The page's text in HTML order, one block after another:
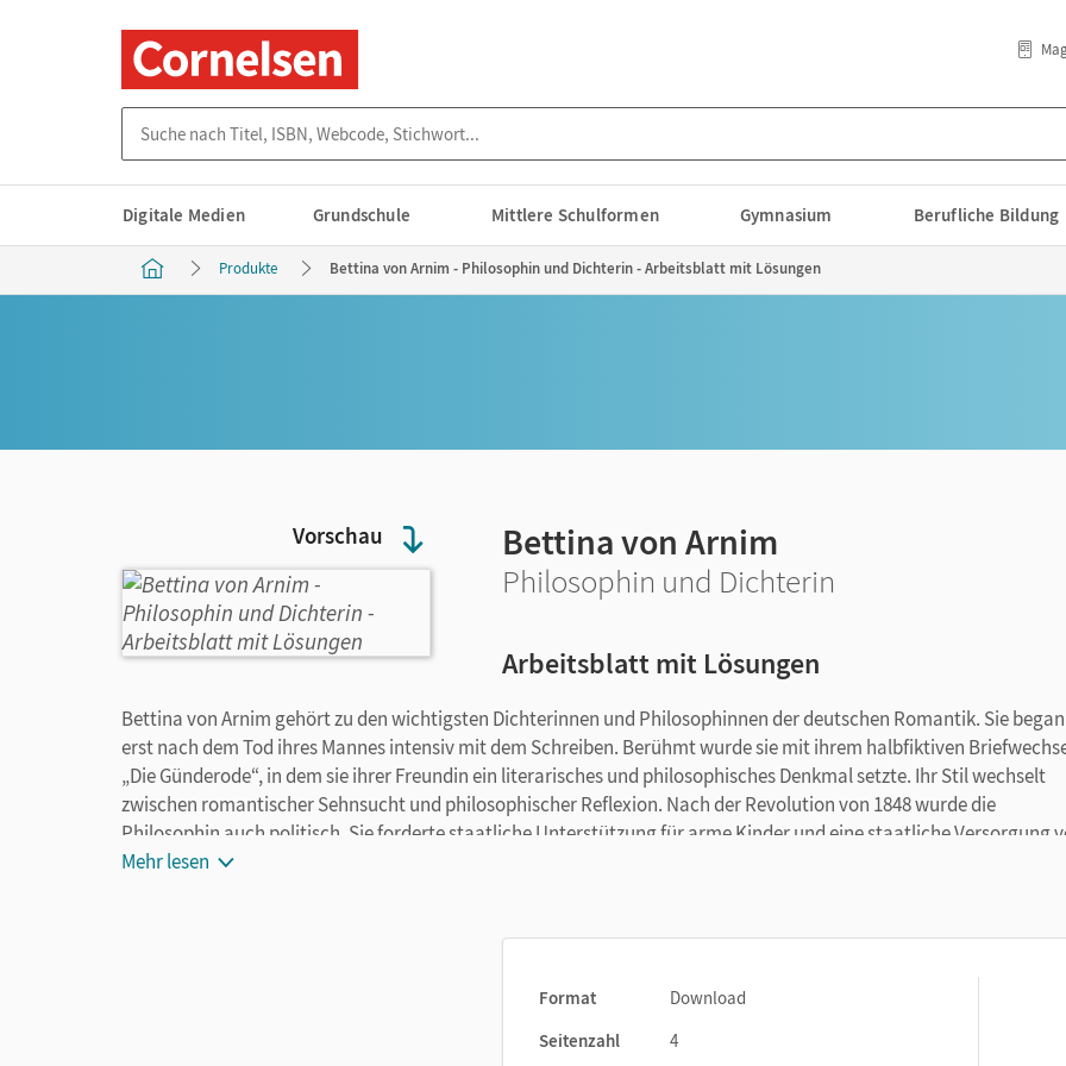
Digitale Medien Grundschule Mittlere Schulformen Gymnasium Berufliche Bildung
Produkte Bettina von Arnim - Philosophin und Dichterin - Arbeitsblatt mit Lösungen
Vorschau Bettina von Arnim
Philosophin und Dichterin
Arbeitsblatt mit Lösungen
Bettina von Arnim gehört zu den wichtigsten Dichterinnen und Philosophinnen der deutschen Romantik. Sie
erst nach dem Tod ihres Mannes intensiv mit dem Schreiben. Berühmt wurde sie mit ihrem halbfiktiven
„Die Günderode“, in dem sie ihrer Freundin ein literarisches und philosophisches Denkmal setzte. Ihr Stil wechselt
zwischen romantischer Sehnsucht und philosophischer Reflexion. Nach der Revolution von 1848 wurde die
Philosophin auch politisch. Sie forderte staatliche Unterstützung für arme Kinder und eine staatliche Versorgung
hilflosen Menschen. In diesem Arbeitslatt setzen sich die Lernenden mit der Frage auseinander, welche Gedanken der
Mehr lesen
Format
Download
Seitenzahl
4